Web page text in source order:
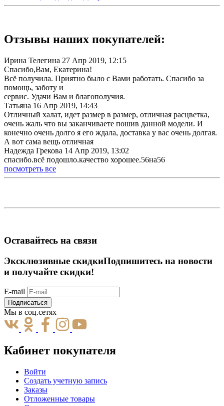
Отзывы наших покупателей:
Ирина Телегина 27 Апр 2019, 12:15
Спасибо,Вам, Екатерина!
Всё получила. Приятно было с Вами работать. Спасибо за
помощь, заботу и
сервис. Удачи Вам и благополучия.
Татьяна 16 Апр 2019, 14:43
Отличный халат, идет размер в размер, отличная расцветка,
очень жаль что вы заканчиваете пошив данной модели. И
конечно очень долго я его ждала, доставка у вас очень долгая.
А вот сама вещь отличная
Надежда Грекова 14 Апр 2019, 13:02
спасибо.всё подошло.качество хорошее.56на56
посмотреть все
Оставайтесь на связи
Эксклюзивные скидкиПодпишитесь на новости
и получайте скидки!
E-mail
Подписаться
Мы в соц.сетях
Кабинет покупателя
Войти
Создать учетную запись
Заказы
Отложенные товары